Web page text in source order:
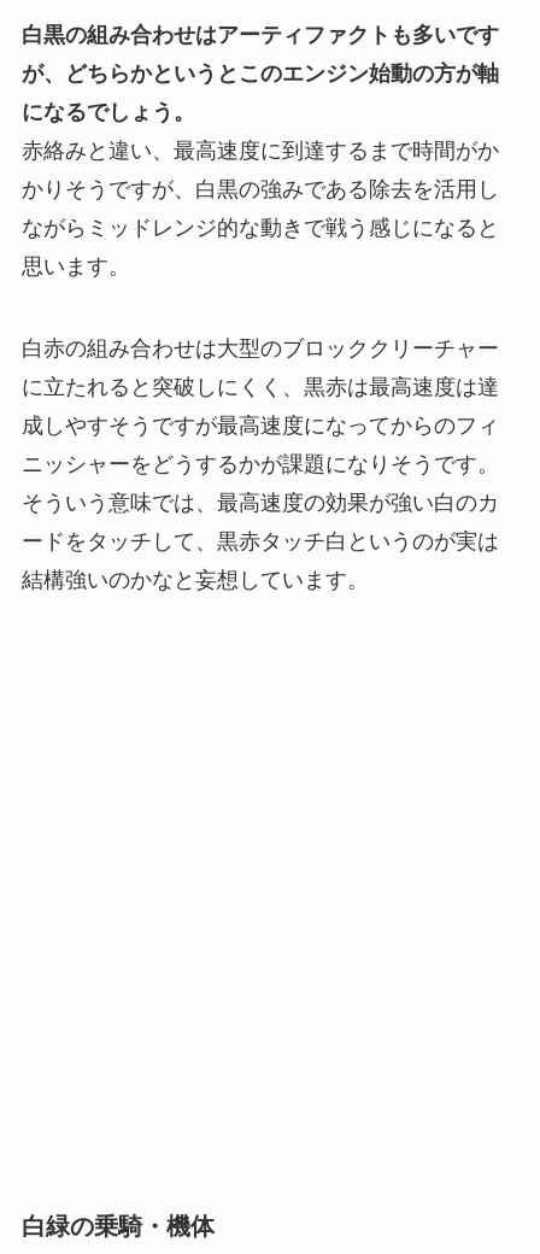
白黒の組み合わせはアーティファクトも多いです
が、どちらかというとこのエンジン始動の方が軸
になるでしょう。
赤絡みと違い、最高速度に到達するまで時間がか
かりそうですが、白黒の強みである除去を活用し
ながらミッドレンジ的な動きで戦う感じになると
思います。
白赤の組み合わせは大型のブロッククリーチャー
に立たれると突破しにくく、黒赤は最高速度は達
成しやすそうですが最高速度になってからのフィ
ニッシャーをどうするかが課題になりそうです。
そういう意味では、最高速度の効果が強い白のカ
ードをタッチして、黒赤タッチ白というのが実は
結構強いのかなと妄想しています。
白緑の乗騎・機体